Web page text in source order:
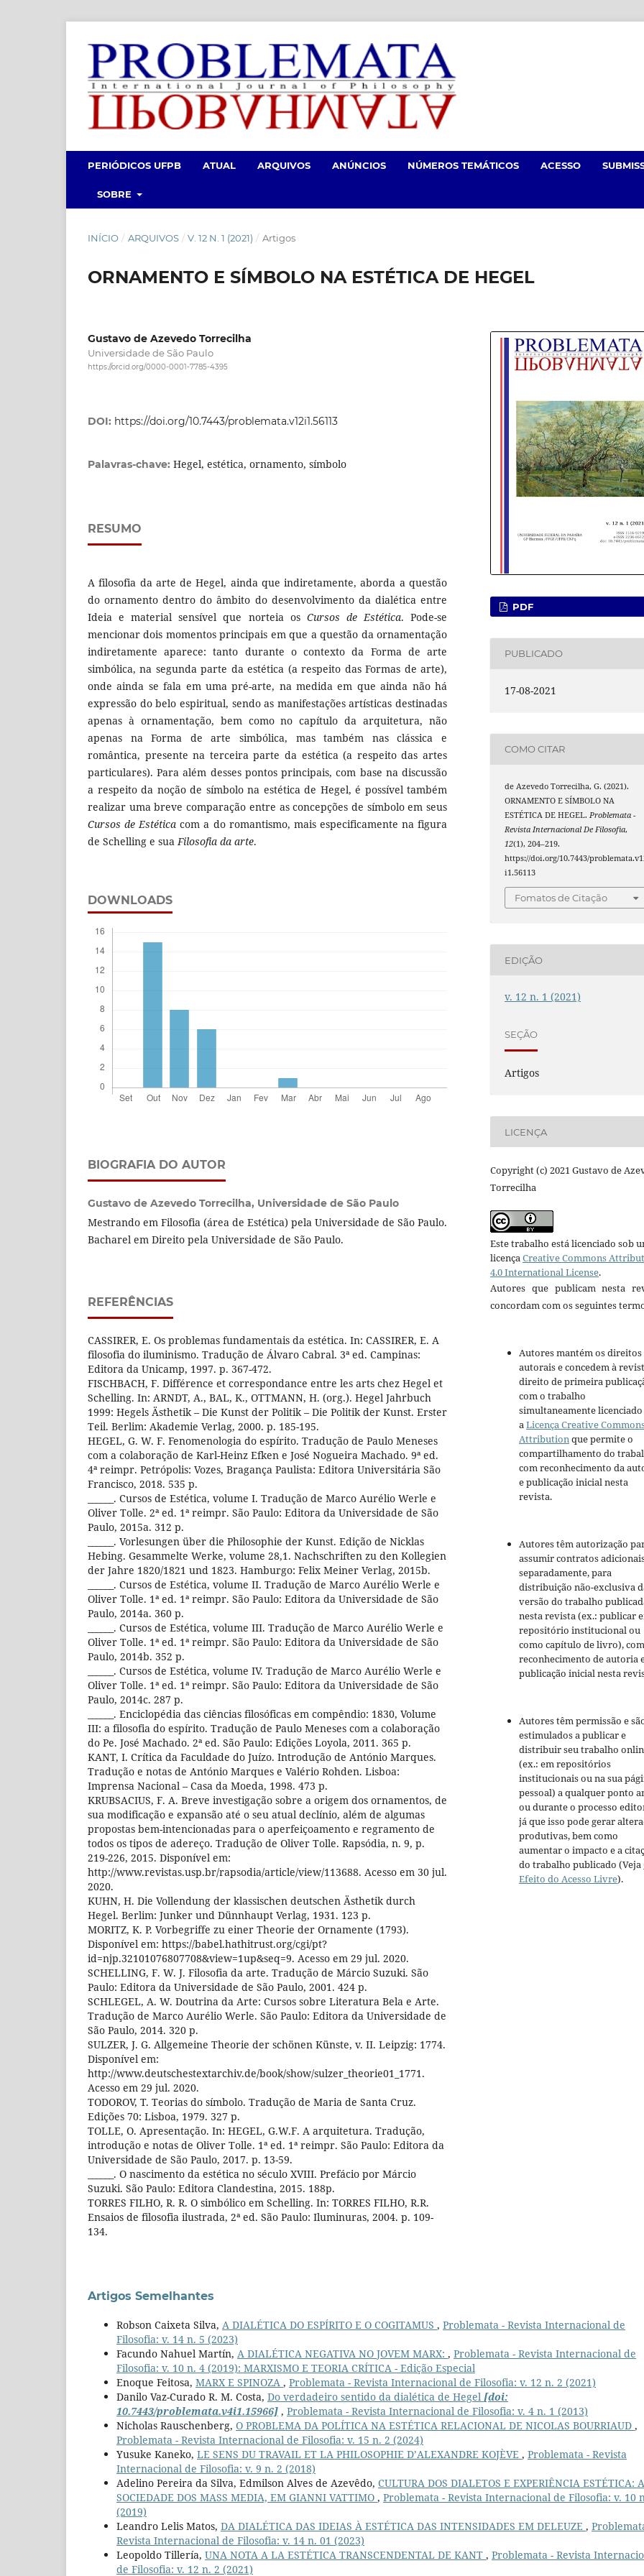
PERIÓDICOS UFPB ATUAL ARQUIVOS ANÚNCIOS NÚMEROS TEMÁTICOS ACESSO
SOBRE
INÍCIO / ARQUIVOS / V. 12 N. 1 (2021) / Artigos
ORNAMENTO E SÍMBOLO NA ESTÉTICA DE HEGEL
Gustavo de Azevedo Torrecilha
Universidade de São Paulo
https://orcid.org/0000-0001-7785-4395
DOI: https://doi.org/10.7443/problemata.v12i1.56113
Palavras-chave: Hegel, estética, ornamento, símbolo
RESUMO
A filosofia da arte de Hegel, ainda que indiretamente, aborda a questão
do ornamento dentro do âmbito do desenvolvimento da dialética entre
Ideia e material sensível que norteia os Cursos de Estética. Pode-se
mencionar dois momentos principais em que a questão da ornamentação
indiretamente aparece: tanto durante o contexto da Forma de arte
simbólica, na segunda parte da estética (a respeito das Formas de arte),
onde ainda se fala em uma pré-arte, na medida em que ainda não há
expressão do belo espiritual, sendo as manifestações artísticas destinadas
apenas à ornamentação, bem como no capítulo da arquitetura, não
apenas na Forma de arte simbólica, mas também nas clássica e
romântica, presente na terceira parte da estética (a respeito das artes
particulares). Para além desses pontos principais, com base na discussão
a respeito da noção de símbolo na estética de Hegel, é possível também
realizar uma breve comparação entre as concepções de símbolo em seus
Cursos de Estética com a do romantismo, mais especificamente na figura
de Schelling e suaFilosofia da arte.
DOWNLOADS
BIOGRAFIA DO AUTOR
Gustavo de Azevedo Torrecilha, Universidade de São Paulo
Mestrando em Filosofia (área de Estética) pela Universidade de São Paulo.
Bacharel em Direito pela Universidade de São Paulo.
REFERÊNCIAS
CASSIRER, E. Os problemas fundamentais da estética. In: CASSIRER, E. A
filosofia do iluminismo. Tradução de Álvaro Cabral. 3ª ed. Campinas:
Editora da Unicamp, 1997. p. 367-472.
FISCHBACH, F. Différence et correspondance entre les arts chez Hegel et
Schelling. In: ARNDT, A., BAL, K., OTTMANN, H. (org.). Hegel Jahrbuch
1999: Hegels Ästhetik – Die Kunst der Politik – Die Politik der Kunst. Erster
Teil. Berlim: Akademie Verlag, 2000. p. 185-195.
HEGEL, G. W. F. Fenomenologia do espírito. Tradução de Paulo Meneses
com a colaboração de Karl-Heinz Efken e José Nogueira Machado. 9ª ed.
4ª reimpr. Petrópolis: Vozes, Bragança Paulista: Editora Universitária São
Francisco, 2018. 535 p.
______. Cursos de Estética, volume I. Tradução de Marco Aurélio Werle e
Oliver Tolle. 2ª ed. 1ª reimpr. São Paulo: Editora da Universidade de São
Paulo, 2015a. 312 p.
______. Vorlesungen über die Philosophie der Kunst. Edição de Nicklas
Hebing. Gesammelte Werke, volume 28,1. Nachschriften zu den Kollegien
der Jahre 1820/1821 und 1823. Hamburgo: Felix Meiner Verlag, 2015b.
______. Cursos de Estética, volume II. Tradução de Marco Aurélio Werle e
Oliver Tolle. 1ª ed. 1ª reimpr. São Paulo: Editora da Universidade de São
Paulo, 2014a. 360 p.
______. Cursos de Estética, volume III. Tradução de Marco Aurélio Werle e
Oliver Tolle. 1ª ed. 1ª reimpr. São Paulo: Editora da Universidade de São
Paulo, 2014b. 352 p.
______. Cursos de Estética, volume IV. Tradução de Marco Aurélio Werle e
Oliver Tolle. 1ª ed. 1ª reimpr. São Paulo: Editora da Universidade de São
Paulo, 2014c. 287 p.
______. Enciclopédia das ciências filosóficas em compêndio: 1830, Volume
III: a filosofia do espírito. Tradução de Paulo Meneses com a colaboração
do Pe. José Machado. 2ª ed. São Paulo: Edições Loyola, 2011. 365 p.
KANT, I. Crítica da Faculdade do Juízo. Introdução de António Marques.
Tradução e notas de António Marques e Valério Rohden. Lisboa:
Imprensa Nacional – Casa da Moeda, 1998. 473 p.
KRUBSACIUS, F. A. Breve investigação sobre a origem dos ornamentos, de
sua modificação e expansão até o seu atual declínio, além de algumas
propostas bem-intencionadas para o aperfeiçoamento e regramento de
todos os tipos de adereço. Tradução de Oliver Tolle. Rapsódia, n. 9, p.
219-226, 2015. Disponível em:
http://www.revistas.usp.br/rapsodia/article/view/113688. Acesso em 30 jul.
2020.
KUHN, H. Die Vollendung der klassischen deutschen Ästhetik durch
Hegel. Berlim: Junker und Dünnhaupt Verlag, 1931. 123 p.
MORITZ, K. P. Vorbegriffe zu einer Theorie der Ornamente (1793).
Disponível em: https://babel.hathitrust.org/cgi/pt?
id=njp.32101076807708&view=1up&seq=9. Acesso em 29 jul. 2020.
SCHELLING, F. W. J. Filosofia da arte. Tradução de Márcio Suzuki. São
Paulo: Editora da Universidade de São Paulo, 2001. 424 p.
SCHLEGEL, A. W. Doutrina da Arte: Cursos sobre Literatura Bela e Arte.
Tradução de Marco Aurélio Werle. São Paulo: Editora da Universidade de
São Paulo, 2014. 320 p.
SULZER, J. G. Allgemeine Theorie der schönen Künste, v. II. Leipzig: 1774.
Disponível em:
http://www.deutschestextarchiv.de/book/show/sulzer_theorie01_1771.
Acesso em 29 jul. 2020.
TODOROV, T. Teorias do símbolo. Tradução de Maria de Santa Cruz.
Edições 70: Lisboa, 1979. 327 p.
TOLLE, O. Apresentação. In: HEGEL, G.W.F. A arquitetura. Tradução,
introdução e notas de Oliver Tolle. 1ª ed. 1ª reimpr. São Paulo: Editora da
Universidade de São Paulo, 2017. p. 13-59.
______. O nascimento da estética no século XVIII. Prefácio por Márcio
Suzuki. São Paulo: Editora Clandestina, 2015. 188p.
TORRES FILHO, R. R. O simbólico em Schelling. In: TORRES FILHO, R.R.
Ensaios de filosofia ilustrada, 2ª ed. São Paulo: Iluminuras, 2004. p. 109-
134.
PDF
PUBLICADO
17-08-2021
COMO CITAR
de Azevedo Torrecilha, G. (2021).
ORNAMENTO E SÍMBOLO NA
ESTÉTICA DE HEGEL. Problemata -
Revista Internacional De Filosofia,
12(1), 204–219.
https://doi.org/10.7443/
i1.56113
Fomatos de Citação
EDIÇÃO
v. 12 n. 1 (2021)
SEÇÃO
Artigos
LICENÇA
Copyright (c) 2021 Gustavo de
Torrecilha
Este trabalho está licenciado sob
licençaCreative Commons
4.0 International License.
Autores que publicam nesta
concordam com os seguintes
Autores mantém os direitos
autorais e concedem à
direito de primeira
com o trabalho
simultaneamente
aLicença Creative
Attributionque permite o
compartilhamento do
com reconhecimento da
e publicação inicial nesta
revista.
Autores têm autorização
assumir contratos
separadamente, para
distribuição não-exclusiva
versão do trabalho
nesta revista (ex.: publicar
repositório institucional ou
como capítulo de livro), com
reconhecimento de autoria
publicação inicial nesta
Autores têm permissão e
estimulados a publicar e
distribuir seu trabalho
(ex.: em repositórios
institucionais ou na sua
pessoal) a qualquer ponto
ou durante o processo
já que isso pode gerar
produtivas, bem como
aumentar o impacto e a
do trabalho publicado (Veja
Efeito do Acesso Livre).
Artigos Semelhantes
Robson Caixeta Silva, A DIALÉTICA DO ESPÍRITO E O COGITAMUS , Problemata - Revista Internacional de
Filosofia: v. 14 n. 5 (2023)
Facundo Nahuel Martín, A DIALÉTICA NEGATIVA NO JOVEM MARX: , Problemata - Revista Internacional de
Filosofia: v. 10 n. 4 (2019): MARXISMO E TEORIA CRÍTICA - Edição Especial
Enoque Feitosa, MARX E SPINOZA , Problemata - Revista Internacional de Filosofia: v. 12 n. 2 (2021)
Danilo Vaz-Curado R. M. Costa, Do verdadeiro sentido da dialética de Hegel [doi:
10.7443/problemata.v4i1.15966] , Problemata - Revista Internacional de Filosofia: v. 4 n. 1 (2013)
Nicholas Rauschenberg, O PROBLEMA DA POLÍTICA NA ESTÉTICA RELACIONAL DE NICOLAS BOURRIAUD ,
Problemata - Revista Internacional de Filosofia: v. 15 n. 2 (2024)
Yusuke Kaneko, LE SENS DU TRAVAIL ET LA PHILOSOPHIE D’ALEXANDRE KOJÈVE , Problemata - Revista
Internacional de Filosofia: v. 9 n. 2 (2018)
Adelino Pereira da Silva, Edmilson Alves de Azevêdo, CULTURA DOS DIALETOS E EXPERIÊNCIA ESTÉTICA: A
SOCIEDADE DOS MASS MEDIA, EM GIANNI VATTIMO , Problemata - Revista Internacional de Filosofia: v. 10
(2019)
Leandro Lelis Matos, DA DIALÉTICA DAS IDEIAS À ESTÉTICA DAS INTENSIDADES EM DELEUZE ,
Revista Internacional de Filosofia: v. 14 n. 01 (2023)
Leopoldo Tillería, UNA NOTA A LA ESTÉTICA TRANSCENDENTAL DE KANT , Problemata - Revista
de Filosofia: v. 12 n. 2 (2021)